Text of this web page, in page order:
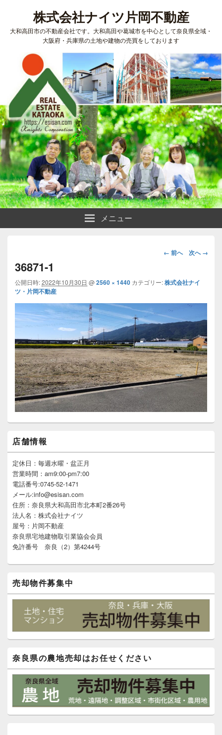
株式会社ナイツ片岡不動産
大和高田市の不動産会社です。大和高田や葛城市を中心として奈良県全域・
大阪府・兵庫県の土地や建物の売買をしております
メニュー
画
ビ
ー
シ
ョ
ン
← 前へ 次へ →
36871-1
公開日時:2022年10月30日 @2560 × 1440 カテゴリー:株式会社ナイ
ツ・片岡不動産
イ
ン
サ
イ
ー
ウ
ィ
ェ
ッ
ト
店舗情報
定休日：毎週水曜・盆正月
営業時間：am9:00-pm7:00
電話番号:0745-52-1471
メール:info@esisan.com
住所：奈良県大和高田市北本町2番26号
法人名：株式会社ナイツ
屋号：片岡不動産
奈良県宅地建物取引業協会会員
免許番号 奈良（2）第4244号
売却物件募集中
奈良県の農地売却はお任せください